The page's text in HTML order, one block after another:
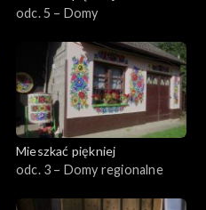
odc. 5 – Domy
Mieszkać piękniej
odc. 3 – Domy regionalne